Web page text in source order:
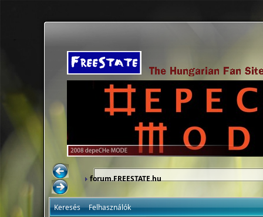
forum.FREESTATE.hu
Keresés Felhasználók